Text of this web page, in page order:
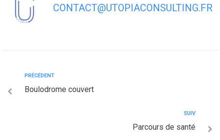
CONTACT@UTOPIACONSULTING.FR
PRÉCÉDENT
Boulodrome couvert
SUIV
Parcours de santé